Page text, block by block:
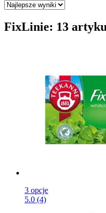
FixLinie: 13
3 opcje
5.0 (4)